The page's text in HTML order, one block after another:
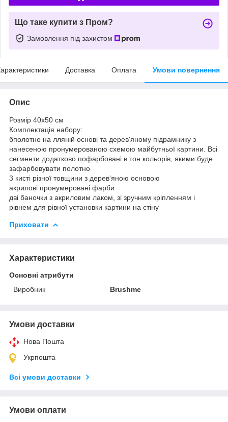
Що таке купити з Пром?
Замовлення під захистом
Доставка Оплата Умови повернення
Опис
Розмір 40x50 см
Комплектація набору:
бполотно на лляній основі та дерев'яному підрамнику з
нанесеною пронумерованою схемою майбутньої картини. Всі
сегменти додатково пофарбовані в тон кольорів, якими буде
зафарбовувати полотно
3 кисті різної товщини з дерев'яною основою
акрилові пронумеровані фарби
дві баночки з акриловим лаком, зі зручним кріпленням і
рівнем для рівної установки картини на стіну
Приховати
Характеристики
Основні атрибути
Виробник
Brushme
Умови доставки
Нова Пошта
Укрпошта
Всі умови доставки
Умови оплати